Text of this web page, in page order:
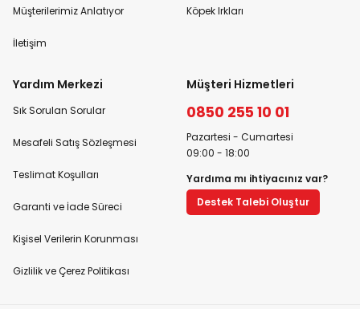
Müşterilerimiz Anlatıyor
İletişim
Köpek Irkları
Yardım Merkezi
Sık Sorulan Sorular
Mesafeli Satış Sözleşmesi
Teslimat Koşulları
Garanti ve İade Süreci
Kişisel Verilerin Korunması
Gizlilik ve Çerez Politikası
Müşteri Hizmetleri
0850 255 10 01
Pazartesi - Cumartesi
09:00 - 18:00
Yardıma mı ihtiyacınız var?
Destek Talebi Oluştur